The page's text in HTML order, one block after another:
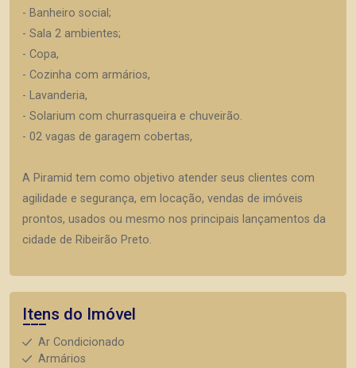
- Banheiro social;
- Sala 2 ambientes;
- Copa,
- Cozinha com armários,
- Lavanderia,
- Solarium com churrasqueira e chuveirão.
- 02 vagas de garagem cobertas,
A Piramid tem como objetivo atender seus clientes com
agilidade e segurança, em locação, vendas de imóveis
prontos, usados ou mesmo nos principais lançamentos da
cidade de Ribeirão Preto.
Itens do Imóvel
Ar Condicionado
Armários